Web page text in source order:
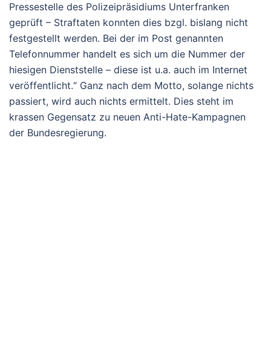
Pressestelle des Polizeipräsidiums Unterfranken
geprüft – Straftaten konnten dies bzgl. bislang nicht
festgestellt werden. Bei der im Post genannten
Telefonnummer handelt es sich um die Nummer der
hiesigen Dienststelle – diese ist u.a. auch im Internet
veröffentlicht.“ Ganz nach dem Motto, solange nichts
passiert, wird auch nichts ermittelt. Dies steht im
krassen Gegensatz zu neuen Anti-Hate-Kampagnen
der Bundesregierung.